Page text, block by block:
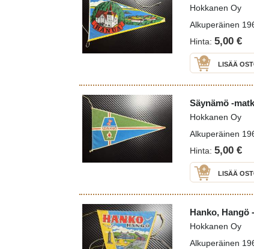
Hokkanen Oy
Alkuperäinen
Hinta: 5,00 €
LISÄÄ
Säynämö -
Hokkanen Oy
Alkuperäinen
Hinta: 5,00 €
LISÄÄ
Hanko, Hangö
Hokkanen Oy
Alkuperäinen